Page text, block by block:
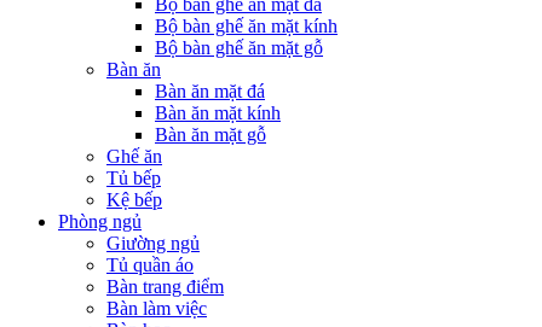
Bộ bàn ghế ăn mặt đá
Bộ bàn ghế ăn mặt kính
Bộ bàn ghế ăn mặt gỗ
Bàn ăn
Bàn ăn mặt đá
Bàn ăn mặt kính
Bàn ăn mặt gỗ
Ghế ăn
Tủ bếp
Kệ bếp
Phòng ngủ
Giường ngủ
Tủ quần áo
Bàn trang điểm
Bàn làm việc